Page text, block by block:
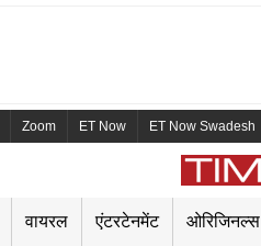
Zoom ET Now ET Now Swadesh
वायरल एंटरटेनमेंट ओरिजिनल्स